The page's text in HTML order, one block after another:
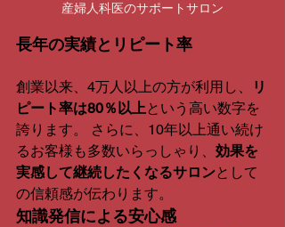
産婦人科医のサポートサロン
長年の実績とリピート率
創業以来、4万人以上の方が利用し、
リ
ピート率は80％以上という高い数字を
誇ります。 さらに、10年以上通い続け
るお客様も多数いらっしゃり、 効果を
実感して継続したくなるサロンとして
の信頼感が伝わります。
知識発信による安心感